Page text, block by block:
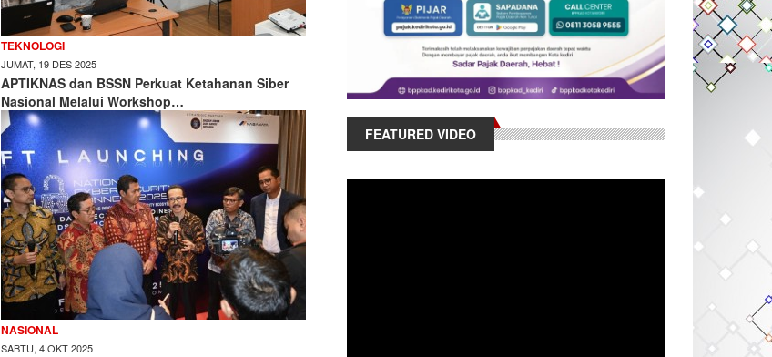
TEKNOLOGI
JUMAT, 19 DES 2025
APTIKNAS dan BSSN Perkuat Ketahanan Siber
Nasional Melalui Workshop…
NASIONAL
SABTU, 4 OKT 2025
FEATURED VIDEO